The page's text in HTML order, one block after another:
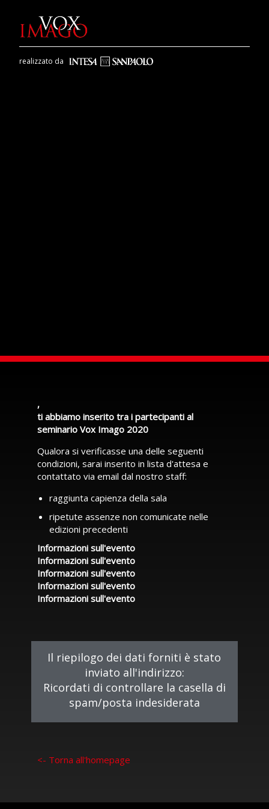
realizzato da
,
ti abbiamo inserito tra i partecipanti al
seminario Vox Imago 2020
Qualora si verificasse una delle seguenti
condizioni, sarai inserito in lista d'attesa e
contattato via email dal nostro staff:
raggiunta capienza della sala
ripetute assenze non comunicate nelle
edizioni precedenti
Informazioni sull'evento
Informazioni sull'evento
Informazioni sull'evento
Informazioni sull'evento
Informazioni sull'evento
Il riepilogo dei dati forniti è stato
inviato all'indirizzo:
Ricordati di controllare la casella di
spam/posta indesiderata
<- Torna all'homepage